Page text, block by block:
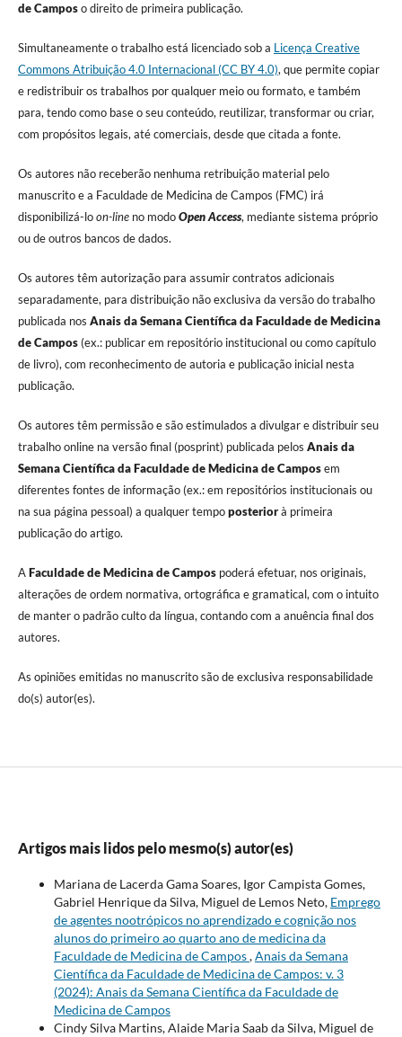
de Camposo direito de primeira publicação.
Simultaneamente o trabalho está licenciado sob a Licença Creative
Commons Atribuição 4.0 Internacional (CC BY 4.0), que permite copiar
e redistribuir os trabalhos por qualquer meio ou formato, e também
para, tendo como base o seu conteúdo, reutilizar, transformar ou criar,
com propósitos legais, até comerciais, desde que citada a fonte.
Os autores não receberão nenhuma retribuição material pelo
manuscrito e a Faculdade de Medicina de Campos (FMC) irá
disponibilizá-loon-lineno modoOpen Access, mediante sistema próprio
ou de outros bancos de dados.
Os autores têm autorização para assumir contratos adicionais
separadamente, para distribuição não exclusiva da versão do trabalho
publicada nos Anais da Semana Científica da Faculdade de Medicina
de Campos(ex.: publicar em repositório institucional ou como capítulo
de livro), com reconhecimento de autoria e publicação inicial nesta
publicação.
Os autores têm permissão e são estimulados a divulgar e distribuir seu
trabalho online na versão final (posprint) publicada pelos Anais da
Semana Científica da Faculdade de Medicina de Camposem
diferentes fontes de informação (ex.: em repositórios institucionais ou
na sua página pessoal) a qualquer tempoposteriorà primeira
publicação do artigo.
AFaculdade de Medicina de Campospoderá efetuar, nos originais,
alterações de ordem normativa, ortográfica e gramatical, com o intuito
de manter o padrão culto da língua, contando com a anuência final dos
autores.
As opiniões emitidas no manuscrito são de exclusiva responsabilidade
do(s) autor(es).
Artigos mais lidos pelo mesmo(s) autor(es)
Mariana de Lacerda Gama Soares, Igor Campista Gomes,
Gabriel Henrique da Silva, Miguel de Lemos Neto, Emprego
de agentes nootrópicos no aprendizado e cognição nos
alunos do primeiro ao quarto ano de medicina da
Faculdade de Medicina de Campos,Anais da Semana
Científica da Faculdade de Medicina de Campos: v. 3
(2024): Anais da Semana Científica da Faculdade de
Medicina de Campos
Cindy Silva Martins, Alaide Maria Saab da Silva, Miguel de